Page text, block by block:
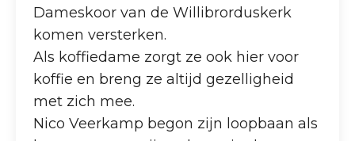
Dameskoor van de Willibrorduskerk
komen versterken.
Als koffiedame zorgt ze ook hier voor
koffie en breng ze altijd gezelligheid
met zich mee.
Nico Veerkamp begon zijn loopbaan als